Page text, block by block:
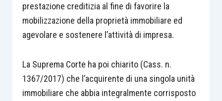
prestazione creditizia al fine di favorire la
mobilizzazione della proprietà immobiliare ed
agevolare e sostenere l’attività di impresa.
La Suprema Corte ha poi chiarito (Cass. n.
1367/2017) che l’acquirente di una singola unità
immobiliare che abbia integralmente corrisposto